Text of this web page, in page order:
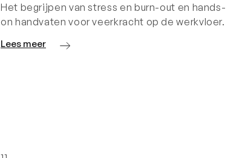
Het begrijpen van stress en burn-out en hands-
on handvaten voor veerkracht op de werkvloer.
Lees meer